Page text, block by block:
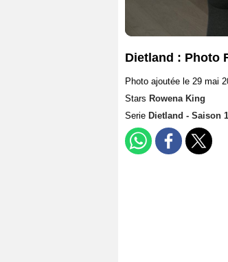
Dietland : Photo
Photo ajoutée le 29 mai
Stars Rowena King
Serie Dietland - Saison 1